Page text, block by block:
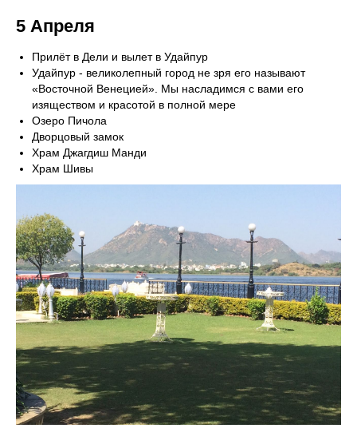
5 Апреля
Прилёт в Дели и вылет в Удайпур
Удайпур - великолепный город не зря его называют
«Восточной Венецией». Мы насладимся с вами его
изяществом и красотой в полной мере
Озеро Пичола
Дворцовый замок
Храм Джагдиш Манди
Храм Шивы